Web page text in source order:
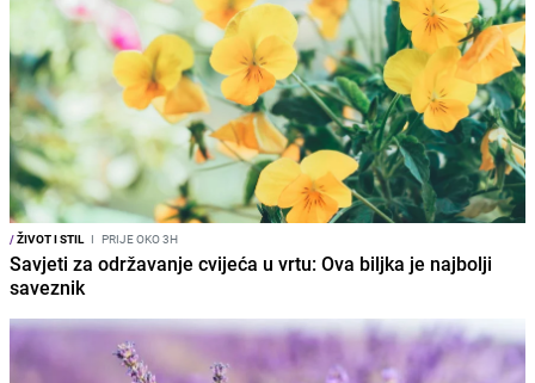
/ŽIVOT I STIL I PRIJE OKO 3H
Savjeti za održavanje cvijeća u vrtu: Ova biljka je najbolji
saveznik